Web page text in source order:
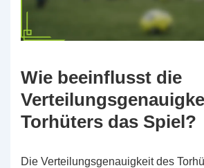
Wie beeinflusst die
Torhüters das Spiel?
Die Verteilungsgenauigkeit des